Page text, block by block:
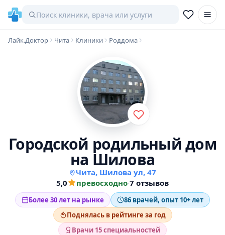
Лайк.Доктор Чита Клиники Роддома
Городской родильный дом
на Шилова
Чита, Шилова ул, 47
5,0
превосходно·7 отзывов
Более 30 лет на рынке
86 врачей, опыт 10+ лет
Поднялась в рейтинге за год
Врачи 15 специальностей